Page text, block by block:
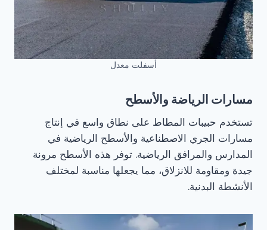
أسفلت معدل
مسارات الرياضة والأسطح
تستخدم حبيبات المطاط على نطاق واسع في إنتاج
مسارات الجري الاصطناعية والأسطح الرياضية في
المدارس والمرافق الرياضية. توفر هذه الأسطح مرونة
جيدة ومقاومة للانزلاق، مما يجعلها مناسبة لمختلف
الأنشطة البدنية.